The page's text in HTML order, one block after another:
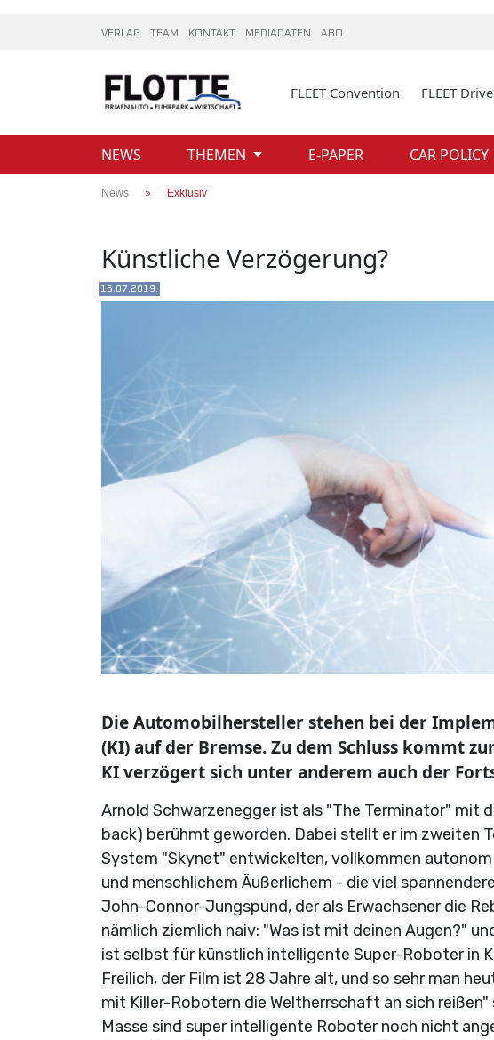
VERLAG TEAM KONTAKT MEDIADATEN ABO
FLEET Convention FLEET Drive
NEWS THEMEN E-PAPER CAR POLICY
News Exklusiv
Künstliche Verzögerung?
16.07.2019.
Die Automobilhersteller stehen bei der
(KI) auf der Bremse. Zu dem Schluss kommt
KI verzögert sich unter anderem auch der
Arnold Schwarzenegger ist als "The Terminator" mit
back) berühmt geworden. Dabei stellt er im zweiten
System "Skynet" entwickelten, vollkommen
und menschlichem Äußerlichem - die viel
John-Connor-Jungspund, der als Erwachsener die
nämlich ziemlich naiv: "Was ist mit deinen Augen?"
ist selbst für künstlich intelligente Super-Roboter in
Freilich, der Film ist 28 Jahre alt, und so sehr man
mit Killer-Robotern die Weltherrschaft an sich
Masse sind super intelligente Roboter noch nicht